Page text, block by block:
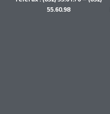
55.60.98